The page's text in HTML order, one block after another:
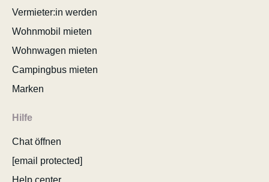
Vermieter:in werden
Wohnmobil mieten
Wohnwagen mieten
Campingbus mieten
Marken
Hilfe
Chat öffnen
[email protected]
Help center